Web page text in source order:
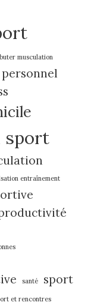
musculation
sport
entraînement
santé
sport
et rencontres